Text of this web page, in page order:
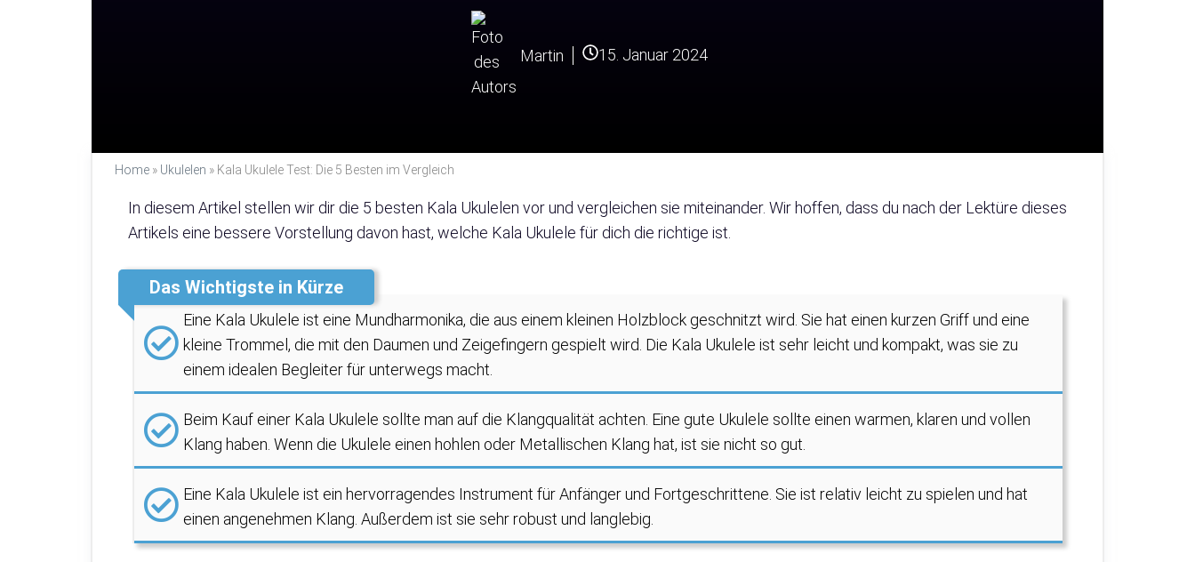
Martin 15. Januar 2024
Home » Ukulelen » Kala Ukulele Test: Die 5 Besten im Vergleich
In diesem Artikel stellen wir dir die 5 besten Kala Ukulelen vor und vergleichen sie miteinander. Wir hoffen, dass du nach der Lektüre dieses
Artikels eine bessere Vorstellung davon hast, welche Kala Ukulele für dich die richtige ist.
Das Wichtigste in Kürze
Eine Kala Ukulele ist eine Mundharmonika, die aus einem kleinen Holzblock geschnitzt wird. Sie hat einen kurzen Griff und eine
kleine Trommel, die mit den Daumen und Zeigefingern gespielt wird. Die Kala Ukulele ist sehr leicht und kompakt, was sie zu
einem idealen Begleiter für unterwegs macht.
Beim Kauf einer Kala Ukulele sollte man auf die Klangqualität achten. Eine gute Ukulele sollte einen warmen, klaren und vollen
Klang haben. Wenn die Ukulele einen hohlen oder Metallischen Klang hat, ist sie nicht so gut.
Eine Kala Ukulele ist ein hervorragendes Instrument für Anfänger und Fortgeschrittene. Sie ist relativ leicht zu spielen und hat
einen angenehmen Klang. Außerdem ist sie sehr robust und langlebig.